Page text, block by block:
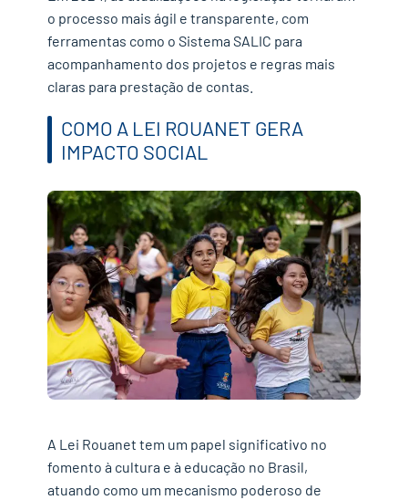
o processo mais ágil e transparente, com
ferramentas como o Sistema SALIC para
acompanhamento dos projetos e regras mais
claras para prestação de contas.
COMO A LEI ROUANET GERA
IMPACTO SOCIAL
A Lei Rouanet tem um papel significativo no
fomento à cultura e à educação no Brasil,
atuando como um mecanismo poderoso de